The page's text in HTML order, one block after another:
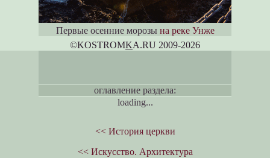
Первые осенние морозы на реке Унже
©KOSTROMKA.RU 2009-2026
оглавление раздела:
loading...
<< История церкви
<< Искусство. Архитектура